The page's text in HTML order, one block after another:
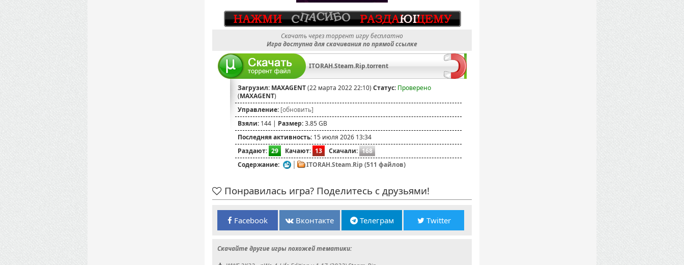
Скачать через торрент игру бесплатно
Игра доступна для скачивания по прямой ссылке
ITORAH.Steam.Rip.torrent
Загрузил: MAXAGENT(22 марта 2022 22:10) Статус: Проверено
(MAXAGENT)
Управление: [обновить]
Взяли: 144 | Размер:3.85 GB
Последняя активность: 15 июля 2026 13:34
Раздают: 29 Качают: 13 Скачали: 168
Содержание:
ITORAH.Steam.Rip (511 файлов)
Понравилась игра? Поделитесь с друзьями!
Facebook Вконтакте Телеграм Twitter
Скачайте другие игры похожей тематики: